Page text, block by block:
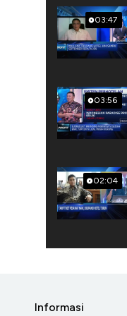
03:47
03:56
02:04
Informasi